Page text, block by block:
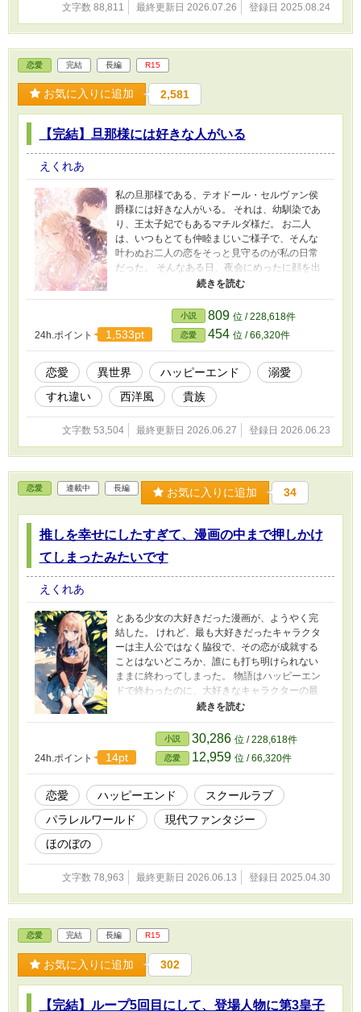
文字数 88,811 最終更新日 2026.07.26 登録日 2025.08.24
恋愛 完結 長編 R15
お気に入りに追加 2,581
【完結】旦那様には好きな人がいる
えくれあ
私の旦那様である、テオドール・セルヴァン侯
爵様には好きな人がいる。 それは、幼馴染であ
り、王太子妃でもあるマチルダ様だ。 お二人
は、いつもとても仲睦まじいご様子で、そんな
叶わぬお二人の恋をそっと見守るのが私の日常
だった。 そんなある日、夜会にめったに顔を出
さない王太子殿下に、ダンスに誘われて。それ
がきっかけで、私の日常は少しずつ変化し始め
24h.ポイント 1,533pt
小説 809 位 / 228,618件
恋愛 454 位 / 66,320件
恋愛 異世界 ハッピーエンド
溺愛
すれ違い
西洋風 貴族
文字数 53,504 最終更新日 2026.06.27 登録日 2026.06.23
恋愛 連載中 長編 お気に入りに追加 34
推しを幸せにしたすぎて、漫画の中まで押しかけ
てしまったみたいです
えくれあ
とある少女の大好きだった漫画が、ようやく完
結した。 けれど、最も大好きだったキャラクタ
ーは主人公ではなく脇役で、その恋が成就する
ことはないどころか、誰にも打ち明けられない
ままに終わってしまった。 物語はハッピーエン
ドで終わったのに、大好きなキャラクターの最
後はハッピーエンドには程遠い。 最後の切ない
表情が目に焼き付いて、涙が止まらなくなる。
そうして泣き続けていると、気づけば目の前に
大好きなキャラクターがいた。 こんなキャラ
は、漫画には出てこなかったはず。 病弱設定と
いうデバフがついているようだけれど、これは
推しをハッピーエンドにするための大チャンス
なのだと、少女は漫画の世界で奮闘する。
24h.ポイント 14pt
小説 30,286 位 / 228,618件
恋愛 12,959 位 / 66,320件
恋愛 ハッピーエンド
スクールラブ
パラレルワールド
現代ファンタジー
ほのぼの
文字数 78,963 最終更新日 2026.06.13 登録日 2025.04.30
恋愛 完結 長編 R15
お気に入りに追加 302
【完結】ループ5回目にして、登場人物に第3皇子